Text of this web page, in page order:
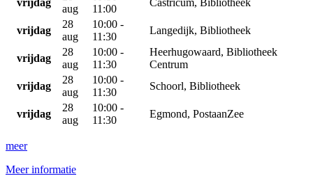
vrijdag
aug
11:00
Castricum, Bibliotheek
vrijdag
28
aug
10:00 -
11:30
Langedijk, Bibliotheek
vrijdag
28
aug
10:00 -
11:30
Heerhugowaard, Bibliotheek
Centrum
vrijdag
28
aug
10:00 -
11:30
Schoorl, Bibliotheek
vrijdag
28
aug
10:00 -
11:30
Egmond, PostaanZee
meer
Meer informatie